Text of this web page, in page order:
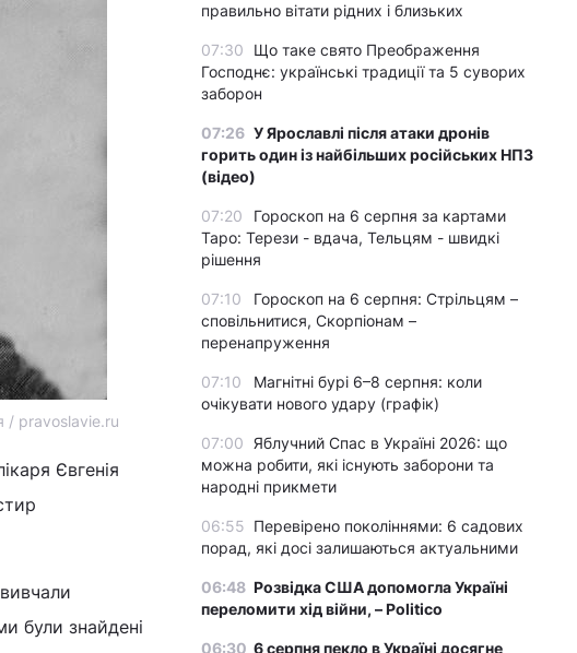
/ pravoslavie.ru
Євгенія
були знайдені
правильно вітати рідних і близьких
07:30
Що таке свято Преображення
Господнє: українські традиції та 5 суворих
заборон
07:26 У Ярославлі після атаки дронів
горить один із найбільших російських НПЗ
(відео)
07:20
Гороскоп на 6 серпня за картами
Таро: Терези - вдача, Тельцям - швидкі
рішення
07:10
Гороскоп на 6 серпня: Стрільцям –
сповільнитися, Скорпіонам –
перенапруження
07:10
Магнітні бурі 6–8 серпня: коли
очікувати нового удару (графік)
07:00 Яблучний Спас в Україні 2026: що
можна робити, які існують заборони та
народні прикмети
06:55 Перевірено поколіннями: 6 садових
порад, які досі залишаються актуальними
06:48 Розвідка США допомогла Україні
переломити хід війни, – Politico
06:30 6 серпня пекло в Україні досягне